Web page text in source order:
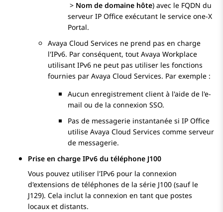
> Nom de domaine hôte) avec le FQDN du
serveur IP Office exécutant le service one-X
Portal.
Avaya Cloud Services ne prend pas en charge
l'IPv6. Par conséquent, tout Avaya Workplace
utilisant IPv6 ne peut pas utiliser les fonctions
fournies par Avaya Cloud Services. Par exemple :
Aucun enregistrement client à l'aide de l'e-
mail ou de la connexion SSO.
Pas de messagerie instantanée si IP Office
utilise Avaya Cloud Services comme serveur
de messagerie.
Prise en charge IPv6 du téléphone J100
Vous pouvez utiliser l'IPv6 pour la connexion
d'extensions de téléphones de la série J100 (sauf le
J129). Cela inclut la connexion en tant que postes
locaux et distants.